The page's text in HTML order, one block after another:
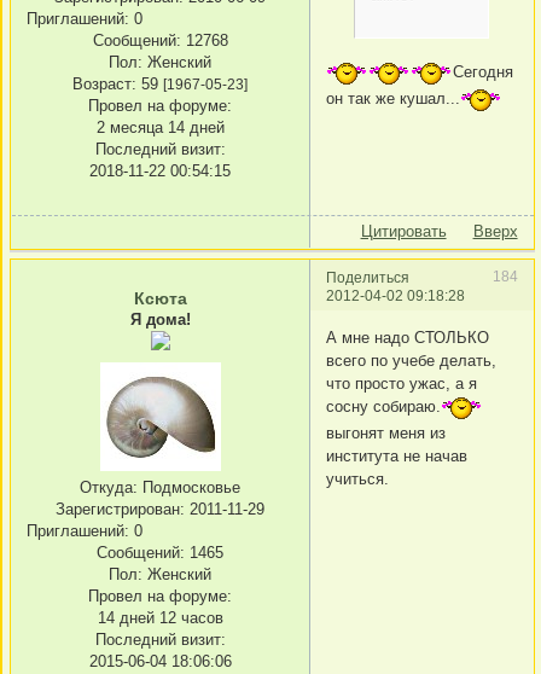
Приглашений: 0
Сообщений: 12768
Пол: Женский
Возраст: 59 [1967-05-23]
Провел на форуме:
2 месяца 14 дней
Последний визит:
2018-11-22 00:54:15
Сегодня
он так же кушал...
Цитировать Вверх
Поделиться
184
2012-04-02 09:18:28
Ксюта
Я дома!
Откуда: Подмосковье
Зарегистрирован: 2011-11-29
Приглашений: 0
Сообщений: 1465
Пол: Женский
Провел на форуме:
14 дней 12 часов
Последний визит:
2015-06-04 18:06:06
А мне надо СТОЛЬКО
всего по учебе делать,
что просто ужас, а я
сосну собираю.
выгонят меня из
института не начав
учиться.